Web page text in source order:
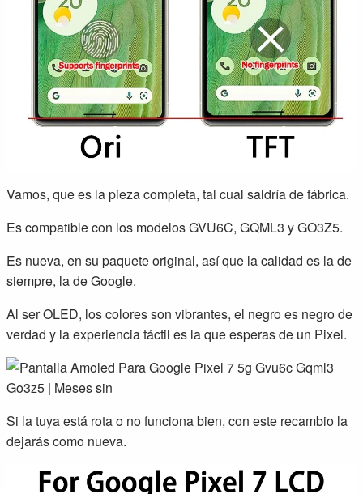
Vamos, que es la pieza completa, tal cual saldría de fábrica.
Es compatible con los modelos GVU6C, GQML3 y GO3Z5.
Es nueva, en su paquete original, así que la calidad es la de
siempre, la de Google.
Al ser OLED, los colores son vibrantes, el negro es negro de
verdad y la experiencia táctil es la que esperas de un Pixel.
Si la tuya está rota o no funciona bien, con este recambio la
dejarás como nueva.